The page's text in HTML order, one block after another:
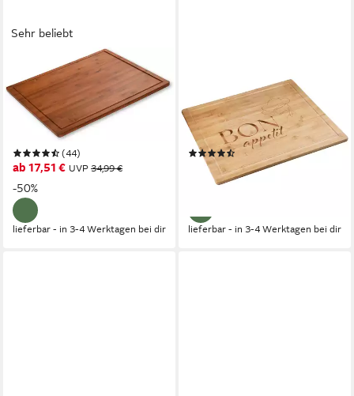
Sehr beliebt
Schneide- und Abdeckplatte
Herdabdeckplatte, Bambus, (1
tlg), mit 4 standfesten Füßen,
aus 100% FSC®-zertifiziertem
Bambus
(44)
ab 17,51 € UVP 34,99 €
-50%
lieferbar - in 3-4 Werktagen bei dir
Herdblende-/Abdeckplatte
Schneidebrett, Bon appetit,
Bambus, (1 tlg), mit vier
Bambusfüßen
(10)
ab 17,82 € UVP39,99 €
lieferbar - in 3-4 Werktagen bei dir